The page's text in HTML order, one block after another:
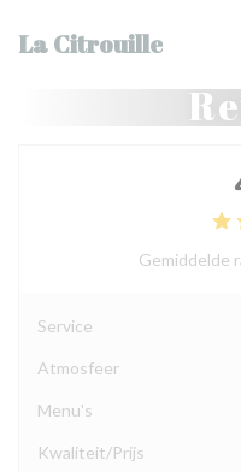
La Citrouille
Gemiddelde
Service
Atmosfeer
Menu's
Kwaliteit/Prijs